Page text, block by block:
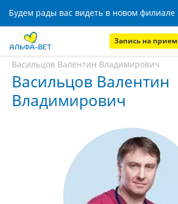
Запись на прием
Главная
Наши сотрудники
Васильцов Валентин Владимирович
Васильцов Валентин
Владимирович